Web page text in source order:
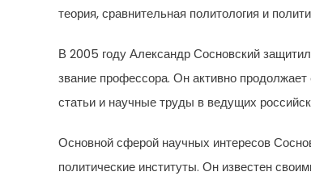
теория, сравнительная политология и
В 2005 году Александр Сосновский
звание профессора. Он активно
статьи и научные труды в ведущих
Основной сферой научных интересов
политические институты. Он известен